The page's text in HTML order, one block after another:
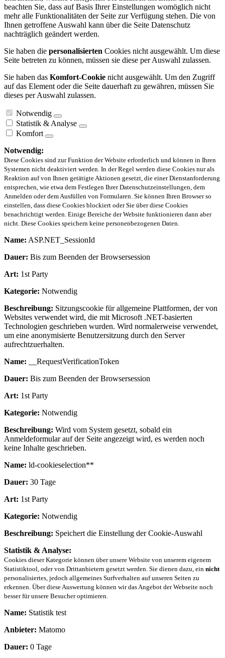
beachten Sie, dass auf Basis Ihrer Einstellungen womöglich nicht
mehr alle Funktionalitäten der Seite zur Verfügung stehen. Die von
Ihnen getroffene Auswahl kann über die Seite Datenschutz
nachträglich geändert werden.
Sie haben die personalisierten Cookies nicht ausgewählt. Um diese
Seite betreten zu können, müssen sie diese per Auswahl zulassen.
Sie haben das Komfort-Cookie nicht ausgewählt. Um den Zugriff
auf das Element oder die Seite dauerhaft zu gewähren, müssen Sie
dieses per Auswahl zulassen.
Notwendig
Statistik & Analyse
Komfort
Notwendig:
Diese Cookies sind zur Funktion der Website erforderlich und können in Ihren
Systemen nicht deaktiviert werden. In der Regel werden diese Cookies nur als
Reaktion auf von Ihnen getätigte Aktionen gesetzt, die einer Dienstanforderung
entsprechen, wie etwa dem Festlegen Ihrer Datenschutzeinstellungen, dem
Anmelden oder dem Ausfüllen von Formularen. Sie können Ihren Browser so
einstellen, dass diese Cookies blockiert oder Sie über diese Cookies
benachrichtigt werden. Einige Bereiche der Website funktionieren dann aber
nicht. Diese Cookies speichern keine personenbezogenen Daten.
Name: ASP.NET_SessionId
Dauer: Bis zum Beenden der Browsersession
Art: 1st Party
Kategorie: Notwendig
Beschreibung: Sitzungscookie für allgemeine Plattformen, der von
Websites verwendet wird, die mit Microsoft .NET-basierten
Technologien geschrieben wurden. Wird normalerweise verwendet,
um eine anonymisierte Benutzersitzung durch den Server
aufrechtzuerhalten.
Name: __RequestVerificationToken
Dauer: Bis zum Beenden der Browsersession
Art: 1st Party
Kategorie: Notwendig
Beschreibung: Wird vom System gesetzt, sobald ein
Anmeldeformular auf der Seite angezeigt wird, es werden noch
keine Inhalte geschrieben.
Name: ld-cookieselection**
Dauer: 30 Tage
Art: 1st Party
Kategorie: Notwendig
Beschreibung: Speichert die Einstellung der Cookie-Auswahl
Statistik & Analyse:
Cookies dieser Kategorie können über unsere Website von unserem eigenem
Statistiktool, oder von Drittanbietern gesetzt werden. Sie dienen dazu, ein nicht
personalisiertes, jedoch allgemeines Surfverhalten auf unseren Seiten zu
erkennen. Über diese Auswertung können wir das Angebot der Webseite noch
besser für unsere Besucher optimieren.
Name: Statistik test
Anbieter: Matomo
Dauer: 0 Tage